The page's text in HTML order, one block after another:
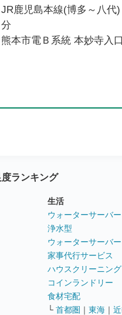
JR鹿児島本線(博多～八代
分
熊本市電Ｂ系統 本妙寺入
ランキング
生活
ウォーターサーバー
浄水型
ウォーターサーバー
家事代行サービス
ハウスクリーニング
コインランドリー
食材宅配
└ 首都圏 ｜ 東海 ｜